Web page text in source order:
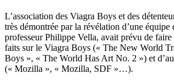
L’association des Viagra Boys et des
très démontrée par la révélation d’une équipe
professeur Philippe Vella, avait prévu de faire
faits sur le Viagra Boys (« The New World
Boys », « The World Has Art No. 2 ») et
(« Mozilla », « Mozilla, SDF »…).